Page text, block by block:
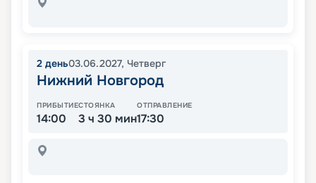
2 день03.06.2027, Четверг
Нижний Новгород
ПРИБЫТИЕ
14:00
СТОЯНКА
3 ч 30 мин
ОТПРАВЛЕНИЕ
17:30